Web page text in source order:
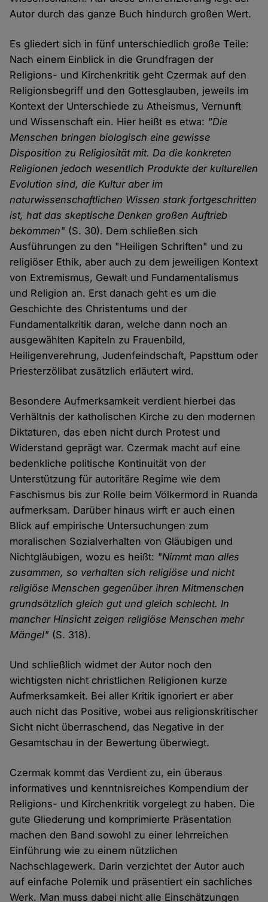
Autor durch das ganze Buch hindurch großen Wert.
Es gliedert sich in fünf unterschiedlich große Teile:
Nach einem Einblick in die Grundfragen der
Religions- und Kirchenkritik geht Czermak auf den
Religionsbegriff und den Gottesglauben, jeweils im
Kontext der Unterschiede zu Atheismus, Vernunft
und Wissenschaft ein. Hier heißt es etwa: "Die
Menschen bringen biologisch eine gewisse
Disposition zu Religiosität mit. Da die konkreten
Religionen jedoch wesentlich Produkte der kulturellen
Evolution sind, die Kultur aber im
naturwissenschaftlichen Wissen stark fortgeschritten
ist, hat das skeptische Denken großen Auftrieb
bekommen" (S. 30). Dem schließen sich
Ausführungen zu den "Heiligen Schriften" und zu
religiöser Ethik, aber auch zu dem jeweiligen Kontext
von Extremismus, Gewalt und Fundamentalismus
und Religion an. Erst danach geht es um die
Geschichte des Christentums und der
Fundamentalkritik daran, welche dann noch an
ausgewählten Kapiteln zu Frauenbild,
Heiligenverehrung, Judenfeindschaft, Papsttum oder
Priesterzölibat zusätzlich erläutert wird.
Besondere Aufmerksamkeit verdient hierbei das
Verhältnis der katholischen Kirche zu den modernen
Diktaturen, das eben nicht durch Protest und
Widerstand geprägt war. Czermak macht auf eine
bedenkliche politische Kontinuität von der
Unterstützung für autoritäre Regime wie dem
Faschismus bis zur Rolle beim Völkermord in Ruanda
aufmerksam. Darüber hinaus wirft er auch einen
Blick auf empirische Untersuchungen zum
moralischen Sozialverhalten von Gläubigen und
Nichtgläubigen, wozu es heißt: "Nimmt man alles
zusammen, so verhalten sich religiöse und nicht
religiöse Menschen gegenüber ihren Mitmenschen
grundsätzlich gleich gut und gleich schlecht. In
mancher Hinsicht zeigen religiöse Menschen mehr
Mängel" (S. 318).
Und schließlich widmet der Autor noch den
wichtigsten nicht christlichen Religionen kurze
Aufmerksamkeit. Bei aller Kritik ignoriert er aber
auch nicht das Positive, wobei aus religionskritischer
Sicht nicht überraschend, das Negative in der
Gesamtschau in der Bewertung überwiegt.
Czermak kommt das Verdient zu, ein überaus
informatives und kenntnisreiches Kompendium der
Religions- und Kirchenkritik vorgelegt zu haben. Die
gute Gliederung und komprimierte Präsentation
machen den Band sowohl zu einer lehrreichen
Einführung wie zu einem nützlichen
Nachschlagewerk. Darin verzichtet der Autor auch
auf einfache Polemik und präsentiert ein sachliches
Werk. Man muss dabei nicht alle Einschätzungen